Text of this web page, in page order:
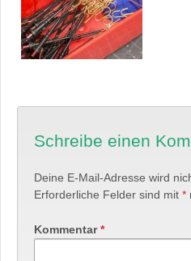
Schreibe einen
Deine E-Mail-Adresse wird
Erforderliche Felder sind mit *
Kommentar*